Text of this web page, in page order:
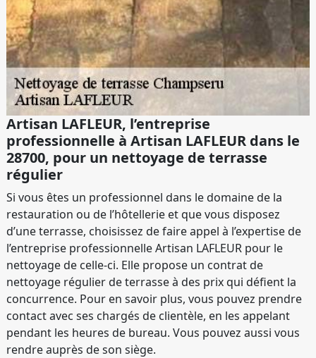
Artisan LAFLEUR, l’entreprise
professionnelle à Artisan LAFLEUR dans le
28700, pour un nettoyage de terrasse
régulier
Si vous êtes un professionnel dans le domaine de la
restauration ou de l’hôtellerie et que vous disposez
d’une terrasse, choisissez de faire appel à l’expertise de
l’entreprise professionnelle Artisan LAFLEUR pour le
nettoyage de celle-ci. Elle propose un contrat de
nettoyage régulier de terrasse à des prix qui défient la
concurrence. Pour en savoir plus, vous pouvez prendre
contact avec ses chargés de clientèle, en les appelant
pendant les heures de bureau. Vous pouvez aussi vous
rendre auprès de son siège.